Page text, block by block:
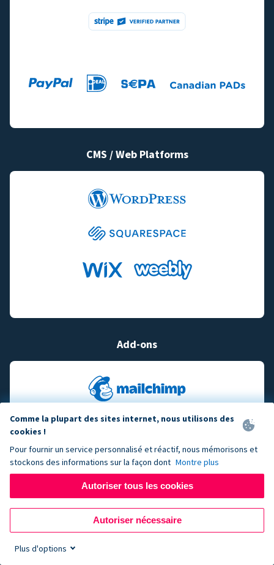
CMS / Web Platforms
Add-ons
Comme la plupart des sites internet, nous utilisons des
cookies !
Pour fournir un service personnalisé et réactif, nous mémorisons et
stockons des informations sur la façon dont Montre plus
Autoriser tous les cookies
Autoriser nécessaire
Plus d'options